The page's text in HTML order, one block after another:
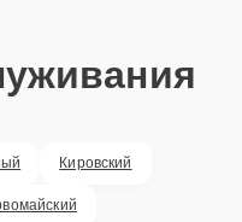
Кировский